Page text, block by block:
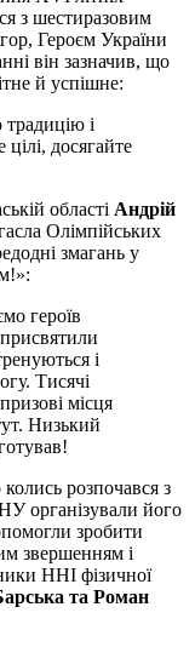
з шестиразовим
Героєм України
він зазначив, що
й успішне:
і
досягайте
області Андрій
Олімпійських
змагань у
героїв
і
Тисячі
місця
Низький
розпочався з
організували його
зробити
звершенням і
ННІ фізичної
та Роман